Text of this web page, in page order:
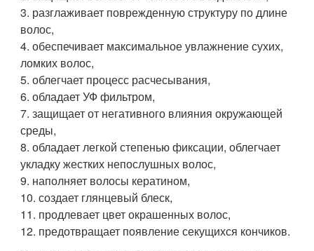
3. разглаживает поврежденную структуру по длине
волос,
4. обеспечивает максимальное увлажнение сухих,
ломких волос,
5. облегчает процесс расчесывания,
6. обладает УФ фильтром,
7. защищает от негативного влияния окружающей
среды,
8. обладает легкой степенью фиксации, облегчает
укладку жестких непослушных волос,
9. наполняет волосы кератином,
10. создает глянцевый блеск,
11. продлевает цвет окрашенных волос,
12. предотвращает появление секущихся кончиков.